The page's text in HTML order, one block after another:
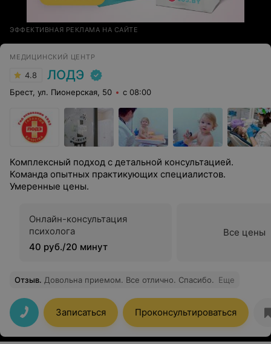
ЭФФЕКТИВНАЯ РЕКЛАМА НА САЙТЕ
МЕДИЦИНСКИЙ ЦЕНТР
4.8 ЛОДЭ
Брест, ул. Пионерская, 50 с 08:00
Комплексный подход с детальной консультацией.
Команда опытных практикующих специалистов.
Умеренные цены.
Онлайн-консультация
психолога
40 руб./20 минут
Все цены
Отзыв. Довольна приемом. Все отлично. Спасибо. Еще
Записаться Проконсультироваться